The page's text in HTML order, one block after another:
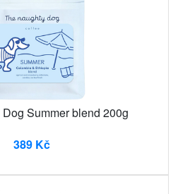
Summer blend 200g
389 Kč